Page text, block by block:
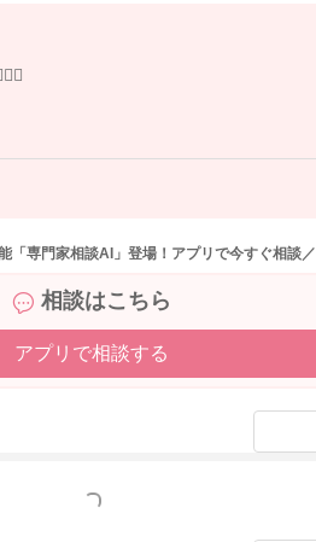
「専門家相談AI」登場！アプリで今すぐ相談／
相談はこちら
アプリで相談する
もっと見る